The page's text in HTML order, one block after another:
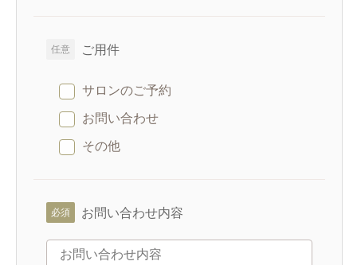
ご用件
サロンのご予約
お問い合わせ
その他
お問い合わせ内容